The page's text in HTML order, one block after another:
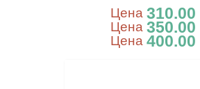
Цена310.00
Цена350.00
Цена400.00